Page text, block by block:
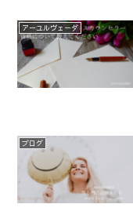
アーユルヴェーダ
ブログ